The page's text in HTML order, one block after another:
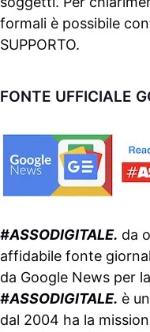
formali è possibile
SUPPORTO.
FONTE UFFICIALE
#ASSODIGITALE. da
affidabile fonte
da Google News per
#ASSODIGITALE. è
dal 2004 ha la